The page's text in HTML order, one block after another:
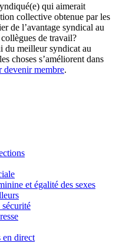
qui aimerait
collective obtenue par les
de l’avantage syndical au
de travail?
du meilleur syndicat au
choses s’améliorent dans
membre.
et égalité des sexes
sécurité
en direct